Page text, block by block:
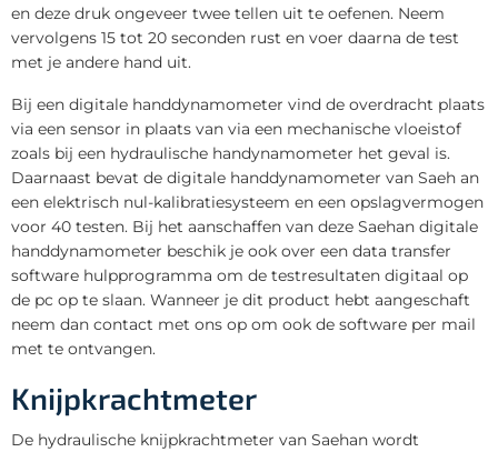
en deze druk ongeveer twee tellen uit te oefenen. Neem
vervolgens 15 tot 20 seconden rust en voer daarna de test
met je andere hand uit.
Bij een digitale handdynamometer vind de overdracht plaats
via een sensor in plaats van via een mechanische vloeistof
zoals bij een hydraulische handynamometer het geval is.
Daarnaast bevat de digitale handdynamometer van Saeh an
een elektrisch nul-kalibratiesysteem en een opslagvermogen
voor 40 testen. Bij het aanschaffen van deze Saehan digitale
handdynamometer beschik je ook over een data transfer
software hulpprogramma om de testresultaten digitaal op
de pc op te slaan. Wanneer je dit product hebt aangeschaft
neem dan contact met ons op om ook de software per mail
met te ontvangen.
Knijpkrachtmeter
De hydraulische knijpkrachtmeter van Saehan wordt